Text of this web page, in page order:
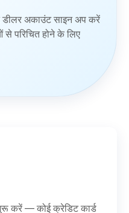
डीलर अकाउंट साइन अप करें
परिचित होने के लिए
करें — कोई क्रेडिट कार्ड